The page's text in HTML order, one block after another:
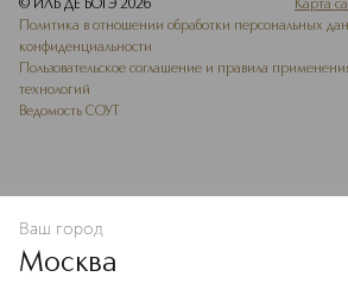
В КОРЗИНУ
© ИЛЬ ДЕ БОТЭ 2026
Карта
Политика в отношении обработки персональных
конфиденциальности
Пользовательское соглашение и правила
технологий
Ведомость СОУТ
Ваш город
Москва